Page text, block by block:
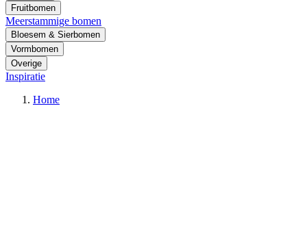
Fruitbomen
Meerstammige bomen
Bloesem & Sierbomen
Vormbomen
Overige
Inspiratie
Home